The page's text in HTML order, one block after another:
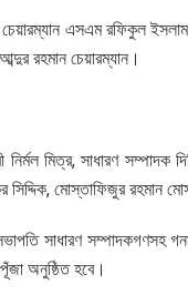
এসএম রফিকুল
রহমান চেয়ারম্যান।
মিত্র, সাধারণ সম্পাদক
মোস্তাফিজুর রহমান
সাধারণ সম্পাদকগণসহ
অনুষ্ঠিত হবে।